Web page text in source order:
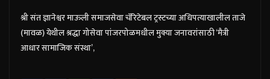
श्री संत ज्ञानेश्वर माऊली समाजसेवा चॅरिटेबल ट्रस्टच्या अधिपत्याखालील ताजे
(मावळ) येथील श्रद्धा गोसेवा पांजरपोळमधील मुक्या जनावरांसाठी ‘मैत्री
आधार सामाजिक संस्था’,